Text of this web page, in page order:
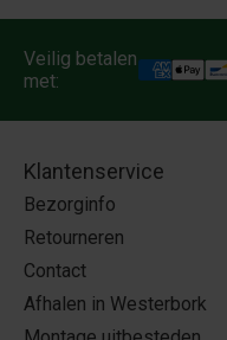
Veilig betalen
met:
Klantenservice
Bezorginfo
Retourneren
Contact
Afhalen in Westerbork